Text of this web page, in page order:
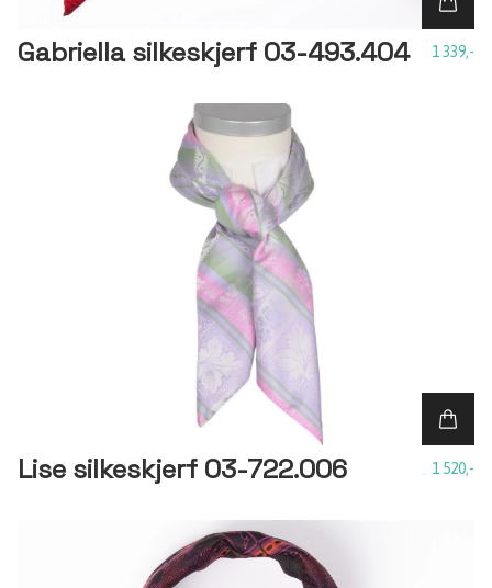
Gabriella silkeskjerf 03-493.404 1 339,-
Lise silkeskjerf 03-722.006 1 520,-